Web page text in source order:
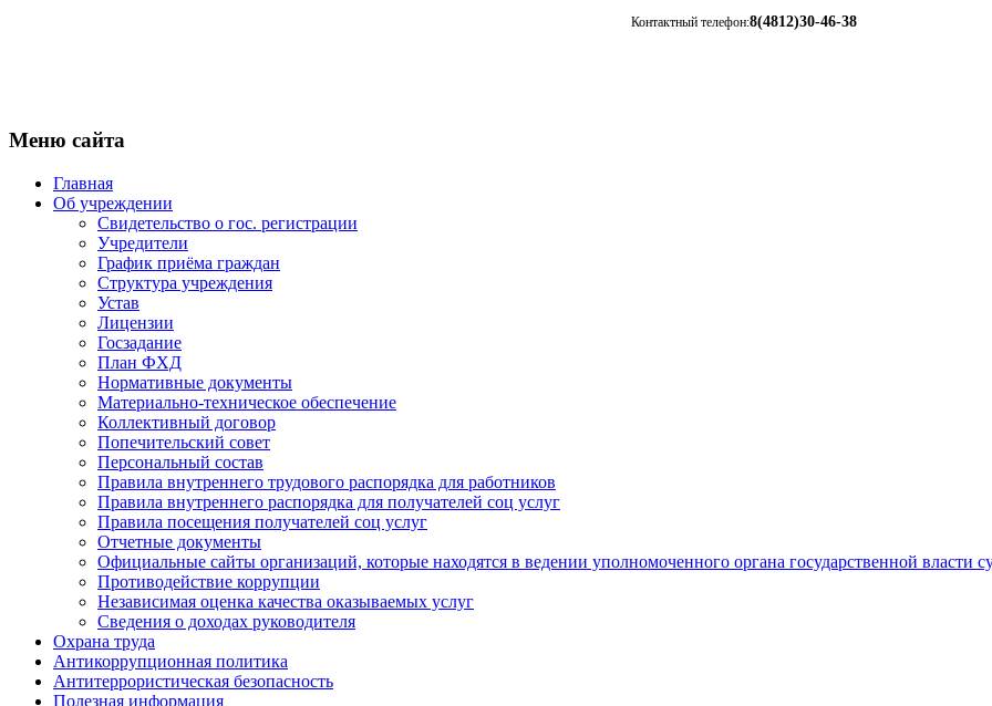
Контактный телефон:8(4812)30-46-38
Меню сайта
Главная
Об учреждении
Свидетельство о гос. регистрации
Учредители
График приёма граждан
Структура учреждения
Устав
Лицензии
Госзадание
План ФХД
Нормативные документы
Материально-техническое обеспечение
Коллективный договор
Попечительский совет
Персональный состав
Правила внутреннего трудового распорядка для работников
Правила внутреннего распорядка для получателей соц услуг
Правила посещения получателей соц услуг
Отчетные документы
Официальные сайты организаций, которые находятся в ведении уполномоченного органа государственной власти
Противодействие коррупции
Независимая оценка качества оказываемых услуг
Cведения о доходах руководителя
Охрана труда
Антикоррупционная политика
Антитеррористическая безопасность
Полезная информация